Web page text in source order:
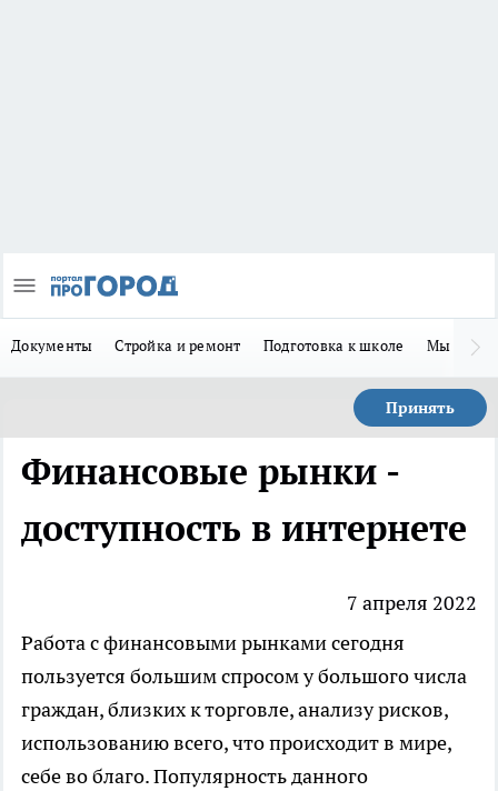
Документы Стройка и ремонт Подготовка к школе Мы в MAX
Принять
Финансовые рынки -
доступность в интернете
7 апреля 2022
Работа с финансовыми рынками сегодня
пользуется большим спросом у большого числа
граждан, близких к торговле, анализу рисков,
использованию всего, что происходит в мире,
себе во благо. Популярность данного